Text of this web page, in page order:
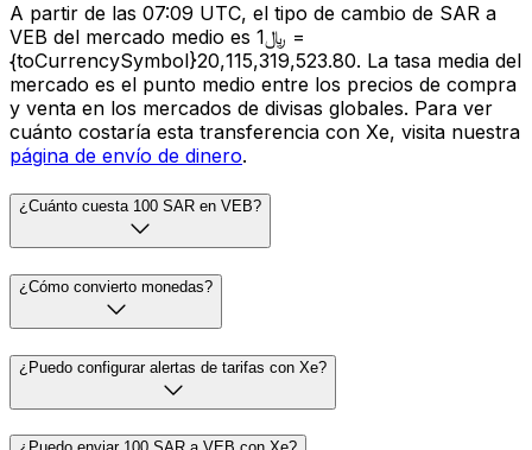
A partir de las 07:09 UTC, el tipo de cambio de SAR a
VEB del mercado medio es ﷼1 =
{toCurrencySymbol}20,115,319,523.80. La tasa media del
mercado es el punto medio entre los precios de compra
y venta en los mercados de divisas globales. Para ver
cuánto costaría esta transferencia con Xe, visita nuestra
página de envío de dinero.
¿Cuánto cuesta 100 SAR en VEB?
¿Cómo convierto monedas?
¿Puedo configurar alertas de tarifas con Xe?